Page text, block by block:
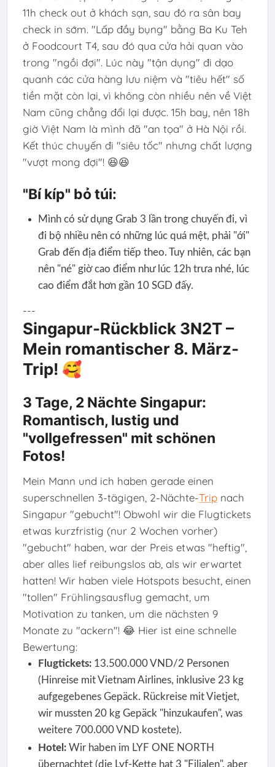
11h check out ở khách sạn, sau đó ra sân bay
check in sớm. "Lấp đầy bụng" bằng Ba Ku Teh
ở Foodcourt T4, sau đó qua cửa hải quan vào
trong "ngồi đợi". Lúc này "tận dụng" đi dạo
quanh các cửa hàng lưu niệm và "tiêu hết" số
tiền mặt còn lại, vì không còn nhiều nên về Việt
Nam cũng chẳng đổi lại được. 15h bay, nên 18h
giờ Việt Nam là mình đã "an tọa" ở Hà Nội rồi.
Kết thúc chuyến đi "siêu tốc" nhưng chất lượng
"vượt mong đợi"! 😆😆
"Bí kíp" bỏ túi:
Mình có sử dụng Grab 3 lần trong chuyến đi, vì
đi bộ nhiều nên có những lúc quá mệt, phải "ới"
Grab đến địa điểm tiếp theo. Tuy nhiên, các bạn
nên "né" giờ cao điểm như lúc 12h trưa nhé, lúc
cao điểm đắt hơn gần 10 SGD đấy.
---
Singapur-Rückblick 3N2T –
Mein romantischer 8. März-
Trip! 🥰
3 Tage, 2 Nächte Singapur:
Romantisch, lustig und
"vollgefressen" mit schönen
Fotos!
Mein Mann und ich haben gerade einen
superschnellen 3-tägigen, 2-Nächte-Tripnach
Singapur "gebucht"! Obwohl wir die Flugtickets
etwas kurzfristig (nur 2 Wochen vorher)
"gebucht" haben, war der Preis etwas "heftig",
aber alles lief reibungslos ab, als wir erwartet
hatten! Wir haben viele Hotspots besucht, einen
"tollen" Frühlingsausflug gemacht, um
Motivation zu tanken, um die nächsten 9
Monate zu "ackern"! 😂 Hier ist eine schnelle
Bewertung:
Flugtickets:13.500.000 VND/2 Personen
(Hinreise mit Vietnam Airlines, inklusive 23 kg
aufgegebenes Gepäck. Rückreise mit Vietjet,
wir mussten 20 kg Gepäck "hinzukaufen", was
weitere 700.000 VND kostete).
Hotel:Wir haben im LYF ONE NORTH
übernachtet (die Lyf-Kette hat 3 "Filialen", aber